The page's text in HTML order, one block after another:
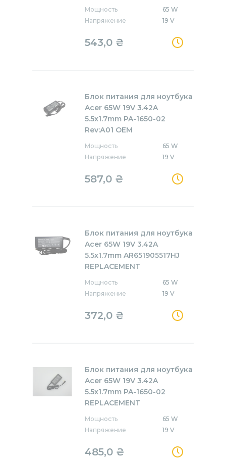
Мощность
65 W
Напряжение
19 V
543,0 ₴
Блок питания для ноутбука
Acer 65W 19V 3.42A
5.5x1.7mm PA-1650-02
Rev:А01 OEM
Мощность
65 W
Напряжение
19 V
587,0 ₴
Блок питания для ноутбука
Acer 65W 19V 3.42A
5.5x1.7mm AR651905517HJ
REPLACEMENT
Мощность
65 W
Напряжение
19 V
372,0 ₴
Блок питания для ноутбука
Acer 65W 19V 3.42A
5.5x1.7mm PA-1650-02
REPLACEMENT
Мощность
65 W
Напряжение
19 V
485,0 ₴